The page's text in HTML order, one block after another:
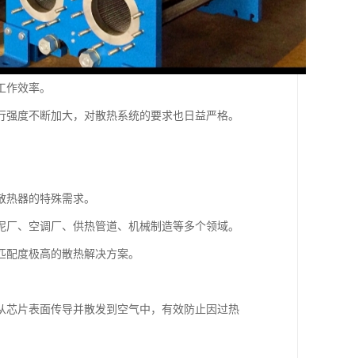
效率。
度不断加大，对散热系统的要求也日益严格。
器的特殊需求。
、空调厂、供热管道、机械制造等多个领域。
度极高的散热解决方案。
片表面传导并散发到空气中，有效防止因过热